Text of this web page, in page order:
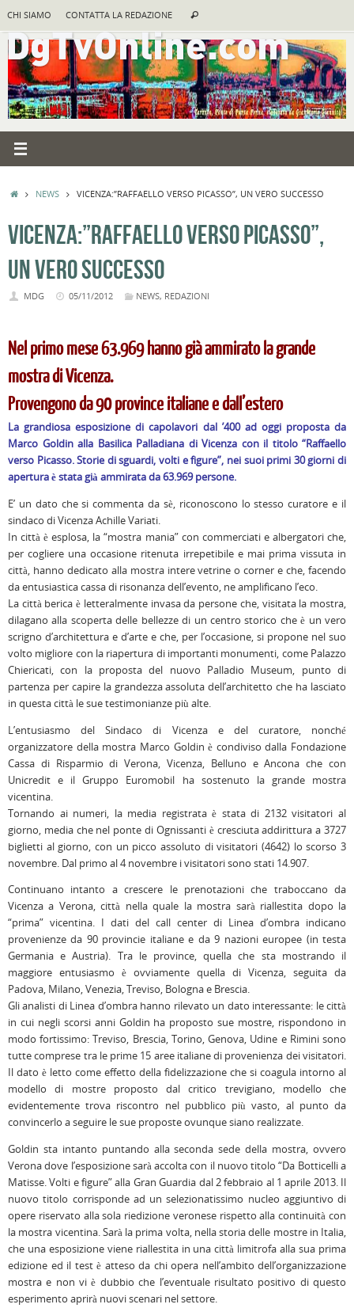
contenuto
CHI SIAMO CONTATTA LA REDAZIONE Cerca
HOMENEWS VICENZA:”RAFFAELLO VERSO PICASSO”, UN VERO SUCCESSO
VICENZA:”RAFFAELLO VERSO PICASSO”,
UN VERO SUCCESSO
MDG 05/11/2012 NEWS, REDAZIONI
Nel primo mese 63.969 hanno già ammirato la grande
mostra di Vicenza.
Provengono da 90 province italiane e dall’estero
La grandiosa esposizione di capolavori dal ’400 ad oggi proposta da
Marco Goldin alla Basilica Palladiana di Vicenza con il titolo “Raffaello
verso Picasso. Storie di sguardi, volti e figure”, nei suoi primi 30 giorni di
apertura è stata già ammirata da 63.969 persone.
E’ un dato che si commenta da sè, riconoscono lo stesso curatore e il
sindaco di Vicenza Achille Variati.
In città è esplosa, la “mostra mania” con commerciati e albergatori che,
per cogliere una occasione ritenuta irrepetibile e mai prima vissuta in
città, hanno dedicato alla mostra intere vetrine o corner e che, facendo
da entusiastica cassa di risonanza dell’evento, ne amplificano l’eco.
La città berica è letteralmente invasa da persone che, visitata la mostra,
dilagano alla scoperta delle bellezze di un centro storico che è un vero
scrigno d’architettura e d’arte e che, per l’occasione, si propone nel suo
volto migliore con la riapertura di importanti monumenti, come Palazzo
Chiericati, con la proposta del nuovo Palladio Museum, punto di
partenza per capire la grandezza assoluta dell’architetto che ha lasciato
in questa città le sue testimonianze più alte.
L’entusiasmo del Sindaco di Vicenza e del curatore, nonché
organizzatore della mostra Marco Goldin è condiviso dalla Fondazione
Cassa di Risparmio di Verona, Vicenza, Belluno e Ancona che con
Unicredit e il Gruppo Euromobil ha sostenuto la grande mostra
vicentina.
Tornando ai numeri, la media registrata è stata di 2132 visitatori al
giorno, media che nel ponte di Ognissanti è cresciuta addirittura a 3727
biglietti al giorno, con un picco assoluto di visitatori (4642) lo scorso 3
novembre. Dal primo al 4 novembre i visitatori sono stati 14.907.
Continuano intanto a crescere le prenotazioni che traboccano da
Vicenza a Verona, città nella quale la mostra sarà riallestita dopo la
“prima” vicentina. I dati del call center di Linea d’ombra indicano
provenienze da 90 provincie italiane e da 9 nazioni europee (in testa
Germania e Austria). Tra le province, quella che sta mostrando il
maggiore entusiasmo è ovviamente quella di Vicenza, seguita da
Padova, Milano, Venezia, Treviso, Bologna e Brescia.
Gli analisti di Linea d’ombra hanno rilevato un dato interessante: le città
in cui negli scorsi anni Goldin ha proposto sue mostre, rispondono in
modo fortissimo: Treviso, Brescia, Torino, Genova, Udine e Rimini sono
tutte comprese tra le prime 15 aree italiane di provenienza dei visitatori.
Il dato è letto come effetto della fidelizzazione che si coagula intorno al
modello di mostre proposto dal critico trevigiano, modello che
evidentemente trova riscontro nel pubblico più vasto, al punto da
convincerlo a seguire le sue proposte ovunque siano realizzate.
Goldin sta intanto puntando alla seconda sede della mostra, ovvero
Verona dove l’esposizione sarà accolta con il nuovo titolo “Da Botticelli a
Matisse. Volti e figure” alla Gran Guardia dal 2 febbraio al 1 aprile 2013. Il
nuovo titolo corrisponde ad un selezionatissimo nucleo aggiuntivo di
opere riservato alla sola riedizione veronese rispetto alla continuità con
la mostra vicentina. Sarà la prima volta, nella storia delle mostre in Italia,
che una esposizione viene riallestita in una città limitrofa alla sua prima
edizione ed il test è atteso da chi opera nell’ambito dell’organizzazione
mostra e non vi è dubbio che l’eventuale risultato positivo di questo
esperimento aprirà nuovi scenari nel settore.